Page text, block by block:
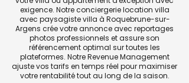
exigence. Notre conciergerie location villa
avec paysagiste villa à Roquebrune-sur-
Argens crée votre annonce avec reportages
photos professionnels et assure son
référencement optimal sur toutes les
plateformes. Notre Revenue Management
ajuste vos tarifs en temps réel pour maximiser
votre rentabilité tout au long de la saison.